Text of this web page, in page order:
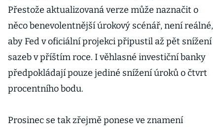
Přestože aktualizovaná verze může naznačit o
něco benevolentnější úrokový scénář, není reálné,
aby Fed v oficiální projekci připustil až pět snížení
sazeb v příštím roce. I věhlasné investiční banky
předpokládají pouze jediné snížení úroků o čtvrt
procentního bodu.
Prosinec se tak zřejmě ponese ve znamení